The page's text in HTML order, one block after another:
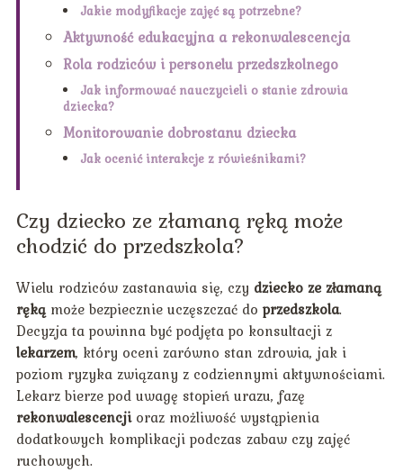
Jakie modyfikacje zajęć są potrzebne?
Aktywność edukacyjna a rekonwalescencja
Rola rodziców i personelu przedszkolnego
Jak informować nauczycieli o stanie zdrowia
dziecka?
Monitorowanie dobrostanu dziecka
Jak ocenić interakcje z rówieśnikami?
Czy dziecko ze złamaną ręką może
chodzić do przedszkola?
Wielu rodziców zastanawia się, czy dziecko ze złamaną
rękąmoże bezpiecznie uczęszczać do przedszkola.
Decyzja ta powinna być podjęta po konsultacji z
lekarzem, który oceni zarówno stan zdrowia, jak i
poziom ryzyka związany z codziennymi aktywnościami.
Lekarz bierze pod uwagę stopień urazu, fazę
rekonwalescencjioraz możliwość wystąpienia
dodatkowych komplikacji podczas zabaw czy zajęć
ruchowych.